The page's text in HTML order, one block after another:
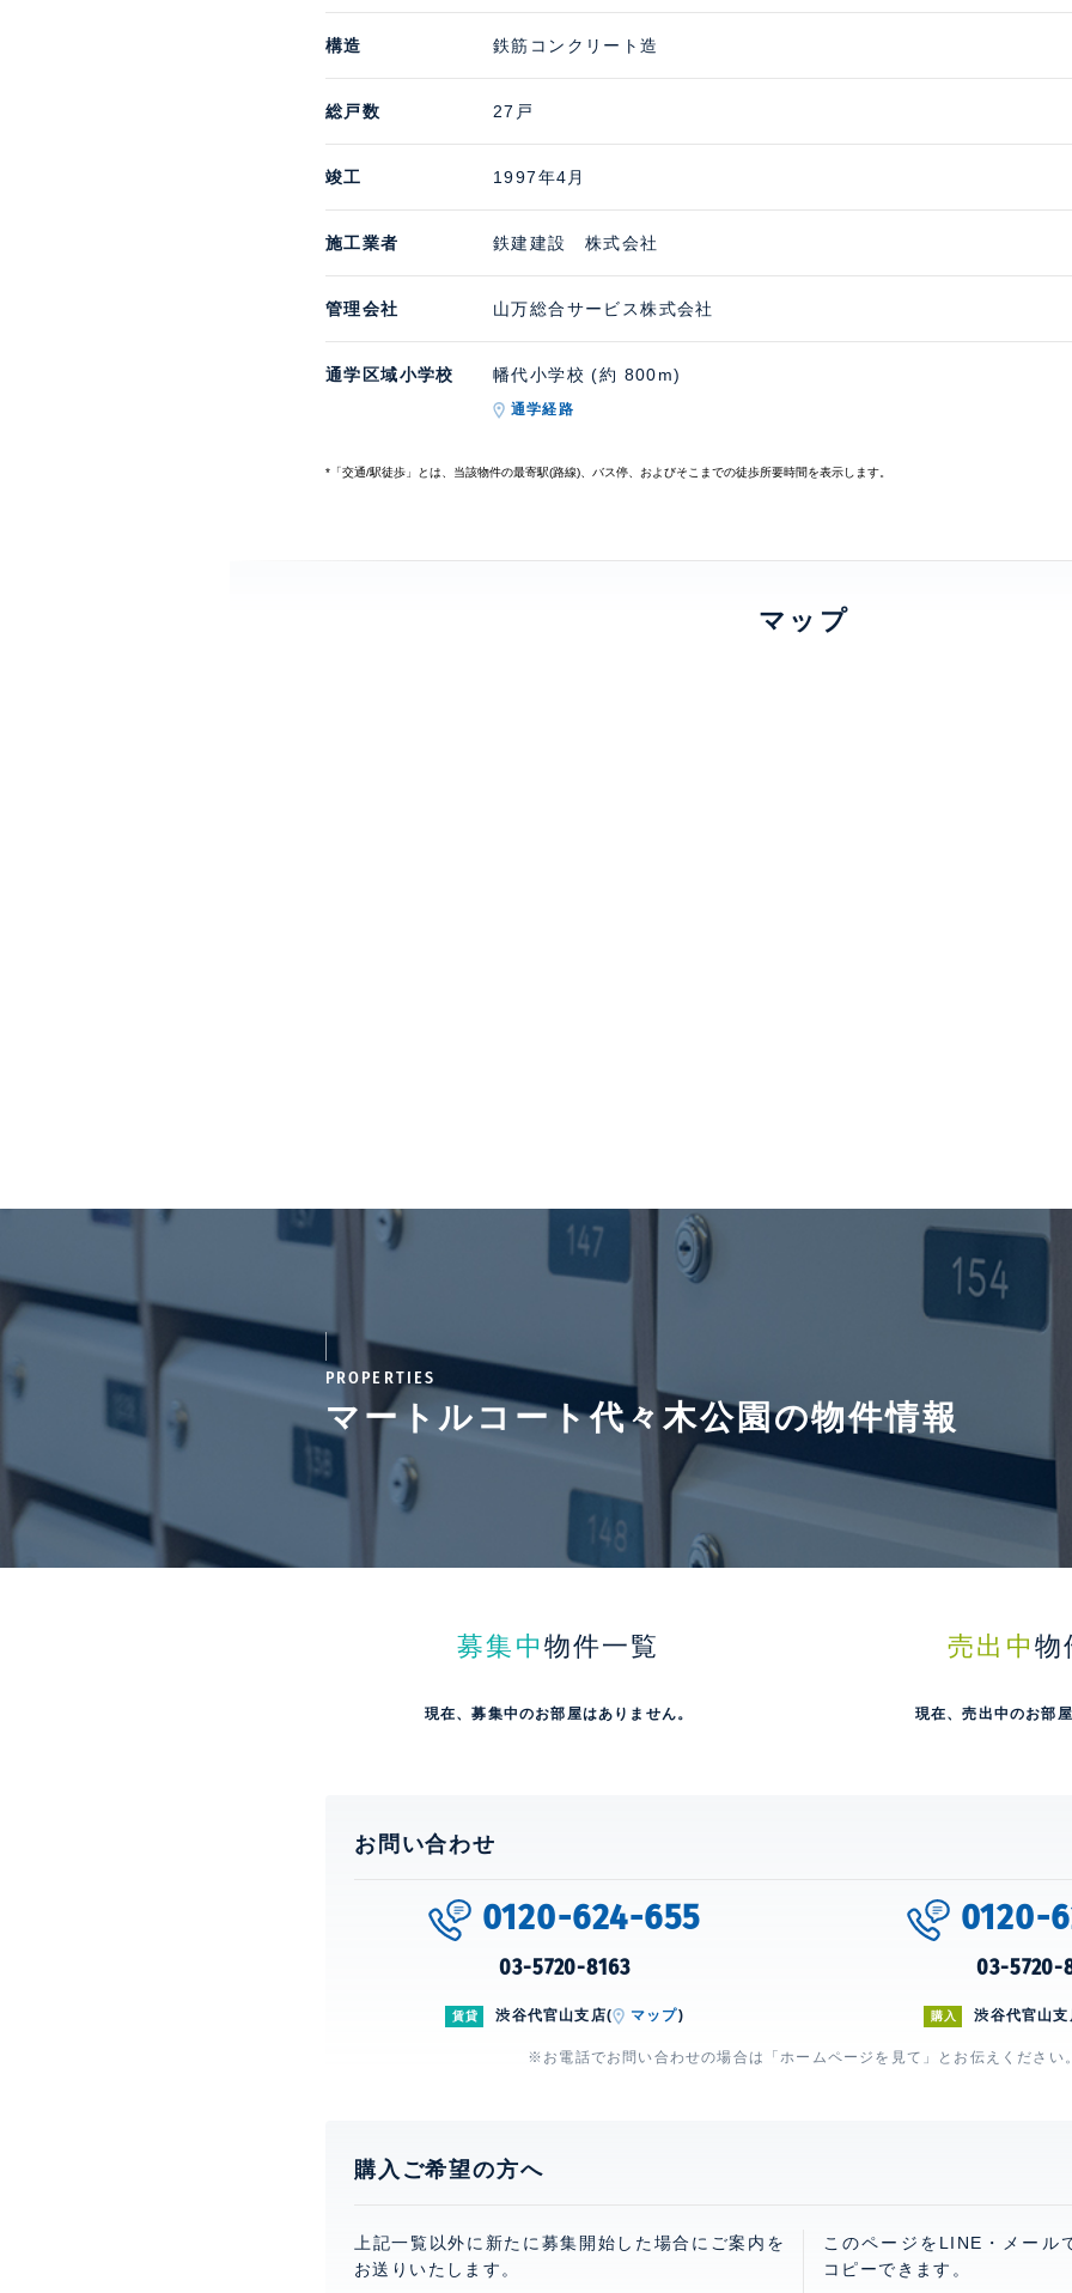
構造 鉄筋コンクリート造
総戸数 27戸
竣工 1997年4月
施工業者 鉄建建設 株式会社
管理会社 山万総合サービス株式会社
通学区域小学校 幡代小学校 (約 800m)
通学経路
*「交通/駅徒歩」とは、当該物件の最寄駅(路線)、バス停、およびそこまでの徒歩所要時間を表示します。
マップ
PROPERTIES
マートルコート代々木公園の物件情報
募集中 物件一覧
現在、募集中のお部屋はありません。
売出中 物
現在、売出中のお部
お問い合わせ
0120-624-655
03-5720-8163
賃貸 渋谷代官山支店( マップ)
0120-
03-5720-
購入 渋谷代官山支
※お電話でお問い合わせの場合は「ホームページを見て」とお伝えください。
購入ご希望の方へ
上記一覧以外に新たに募集開始した場合にご案内を
お送りいたします。
このページをLINE・メール
コピーできます。